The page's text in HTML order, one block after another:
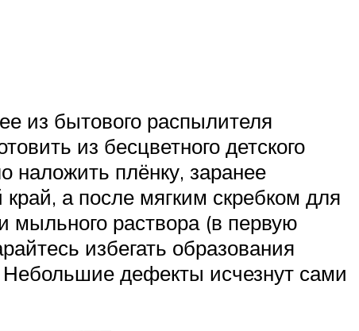
из бытового распылителя
из бесцветного детского
плёнку, заранее
а после мягким скребком для
раствора (в первую
избегать образования
Небольшие дефекты исчезнут сами